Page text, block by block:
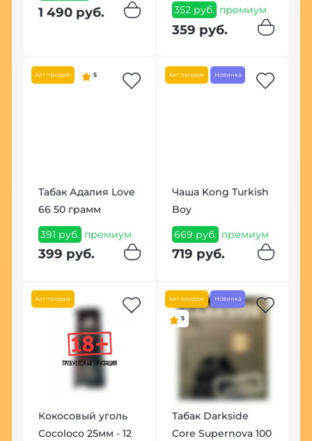
1 490 руб. 352 руб. премиум
359 руб.
Хит продаж 5
Табак Адалия Love
66 50 грамм
391 руб. премиум
399 руб.
Хит продаж Новинка
Чаша Kong Turkish
Boy
669 руб. премиум
719 руб.
Хит продаж
Кокосовый уголь
Cocoloco 25мм - 12
Хит продаж Новинка
5
Табак Darkside
Core Supernova 100